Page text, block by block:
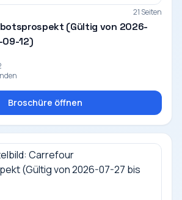
21 Seiten
(Gültig von 2026-
12)
Broschüre öffnen